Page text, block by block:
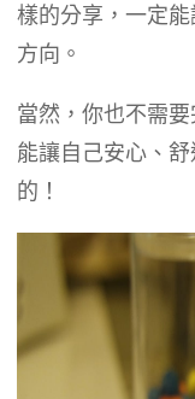
樣的分享，一定
方向。
當然，你也不需
能讓自己安心、
的！